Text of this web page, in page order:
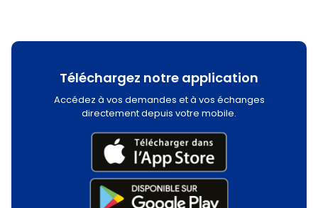
Téléchargez notre application
Accédez à vos demandes et à vos échanges
directement depuis votre mobile.